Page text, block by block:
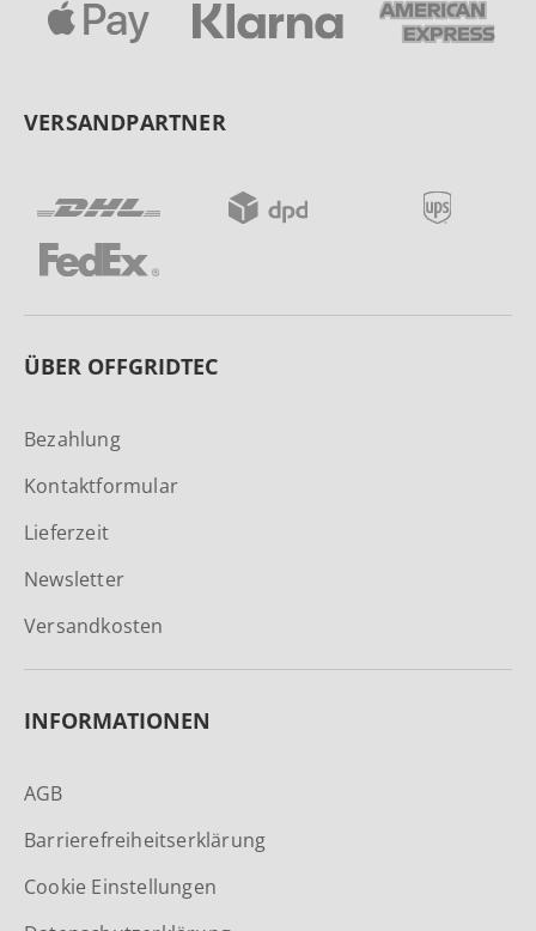
VERSANDPARTNER
ÜBER OFFGRIDTEC
Bezahlung
Kontaktformular
Lieferzeit
Newsletter
Versandkosten
INFORMATIONEN
AGB
Barrierefreiheitserklärung
Cookie Einstellungen